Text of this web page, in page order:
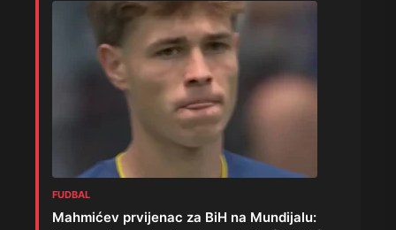
FUDBAL
Mahmićev prvijenac za BiH na Mundijalu: